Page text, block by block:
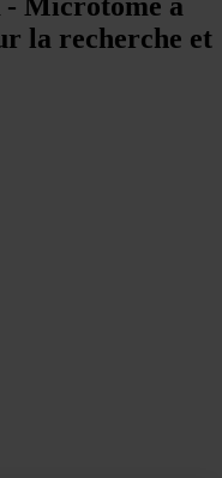
la recherche et